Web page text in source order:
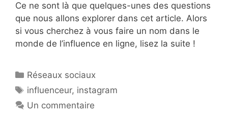
Ce ne sont là que quelques-unes des questions
que nous allons explorer dans cet article. Alors
si vous cherchez à vous faire un nom dans le
monde de l’influence en ligne, lisez la suite !
Catégories
Réseaux sociaux
Étiquettes
influenceur, instagram
Un commentaire